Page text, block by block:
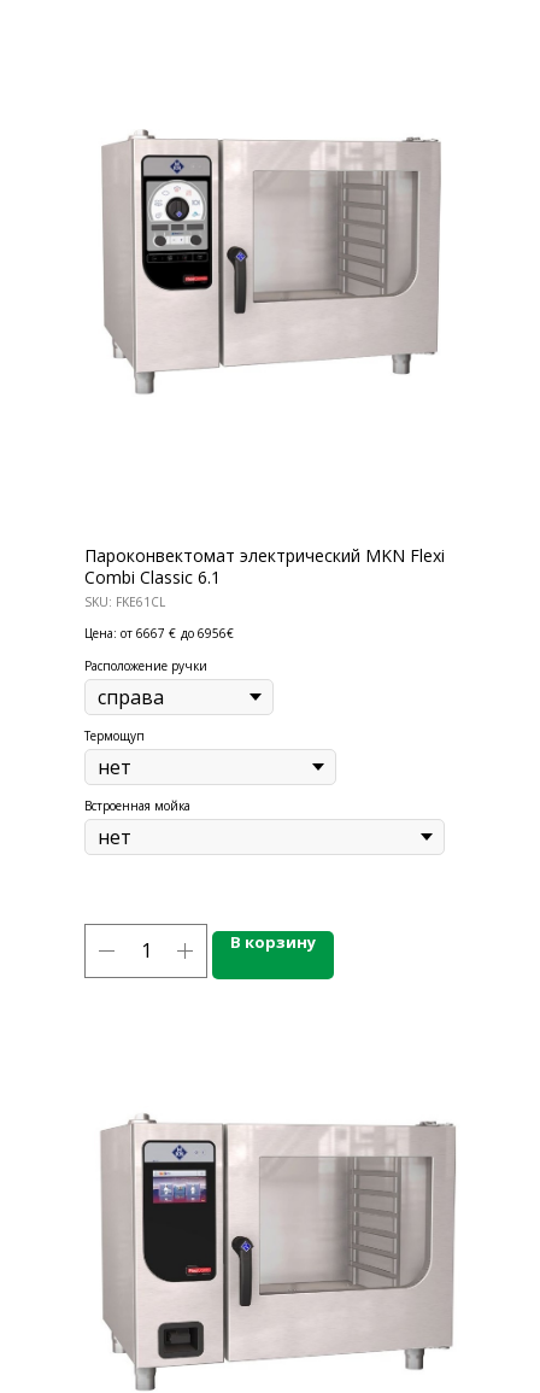
Пароконвектомат электрический MKN Flexi
Combi Classic 6.1
SKU: FKE61CL
Цена: от 6667 € до 6956€
Расположение ручки
Термощуп
Встроенная мойка
В корзину
СПЕЦПРЕДЛОЖЕНИЯ
Для HoReCa
Автоматизация
Публичная оферта
Политика конфиденциальности
Согласие на обработку персональных
данных
О Компании
Сотрудничество
Профессиональная химия
Одноразовая посуда и упаковка
Мебель из нержавеющей стали